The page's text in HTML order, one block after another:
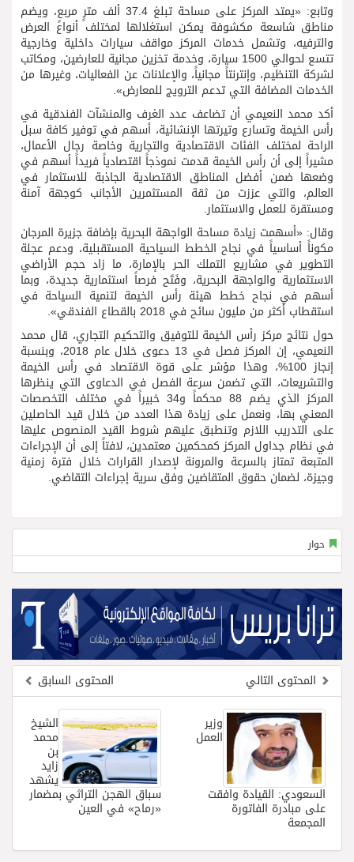
وتابع: «يمتد المركز على مساحة تبلغ 37.4 ألف مترٍ مربعٍ، ويضم
مناطق شاسعة مكشوفة يمكن استغلالها لمختلف أنواع العرض
والترفيه، وتشمل خدمات المركز مواقف سيارات داخلية وخارجية
تتسع لحوالي 1500 سيارة، وخدمة تخزين مجانية للعارضين، ومكاتب
لشركة التنظيم، وإنترنتاً مجانياً، والإعلانات عن الفعاليات، وغيرها من
الخدمات المضافة التي تدعم الترويج للمعارض».
أكد محمد النعيمي أن تضاعف عدد الغرف والمنشآت الفندقية في
رأس الخيمة وتسارع وتيرتها الإنشائية، أسهم في توفير كافة سبل
الراحة لمختلف الفئات الاقتصادية والتجارية وخاصة رجال الأعمال،
مشيراً إلى أن رأس الخيمة قدمت نموذجاً اقتصادياً فريداً أسهم في
وضعها ضمن أفضل المناطق الاقتصادية الجاذبة للاستثمار في
العالم، والتي عززت من ثقة المستثمرين الأجانب كوجهة آمنة
ومستقرة للعمل والاستثمار.
وقال: «أسهمت زيادة مساحة الواجهة البحرية بإضافة جزيرة المرجان
مكوناً أساسياً في نجاح الخطط السياحية المستقبلية، ودعم عجلة
التطوير في مشاريع التملك الحر بالإمارة، ما زاد حجم الأراضي
الاستثمارية والواجهة البحرية، وفَتَح فرصاً استثمارية جديدة، وبما
أسهم في نجاح خطط هيئة رأس الخيمة لتنمية السياحة في
استقطاب أكثر من مليون سائح في 2018 بالقطاع الفندقي».
حول نتائج مركز رأس الخيمة للتوفيق والتحكيم التجاري، قال محمد
النعيمي، إن المركز فصل في 13 دعوى خلال عام 2018، وبنسبة
إنجاز 100%، وهذا مؤشر على قوة الاقتصاد في رأس الخيمة
والتشريعات، التي تضمن سرعة الفصل في الدعاوى التي ينظرها
المركز الذي يضم 88 محكماً و34 خبيراً في مختلف التخصصات
المعني بها، ونعمل على زيادة هذا العدد من خلال قيد الحاصلين
على التدريب اللازم وتنطبق عليهم شروط القيد المنصوص عليها
في نظام جداول المركز كمحكمين معتمدين، لافتاً إلى أن الإجراءات
المتبعة تمتاز بالسرعة والمرونة لإصدار القرارات خلال فترة زمنية
وجيزة، لضمان حقوق المتقاضين وفق سرية إجراءات التقاضي.
حوار
المحتوى السابق
المحتوى التالي
الشيخ
محمد
بن
زايد
يشهد
سباق الهجن التراثي بمضمار
«رماح» في العين
وزير
العمل
السعودي: القيادة وافقت
على مبادرة الفاتورة
المجمعة